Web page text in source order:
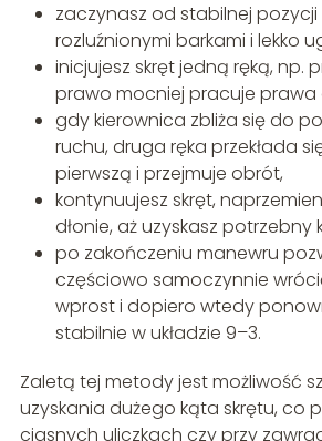
zaczynasz od stabilnej pozycji
rozluźnionymi barkami i lekko
inicjujesz skręt jedną ręką, np.
prawo mocniej pracuje prawa
gdy kierownica zbliża się do
ruchu, druga ręka przekłada
pierwszą i przejmuje obrót,
kontynuujesz skręt,
dłonie, aż uzyskasz potrzebny
po zakończeniu manewru
częściowo samoczynnie
wprost i dopiero wtedy
stabilnie w układzie 9–3.
Zaletą tej metody jest możliwość
uzyskania dużego kąta skrętu, co
ciasnych uliczkach czy przy